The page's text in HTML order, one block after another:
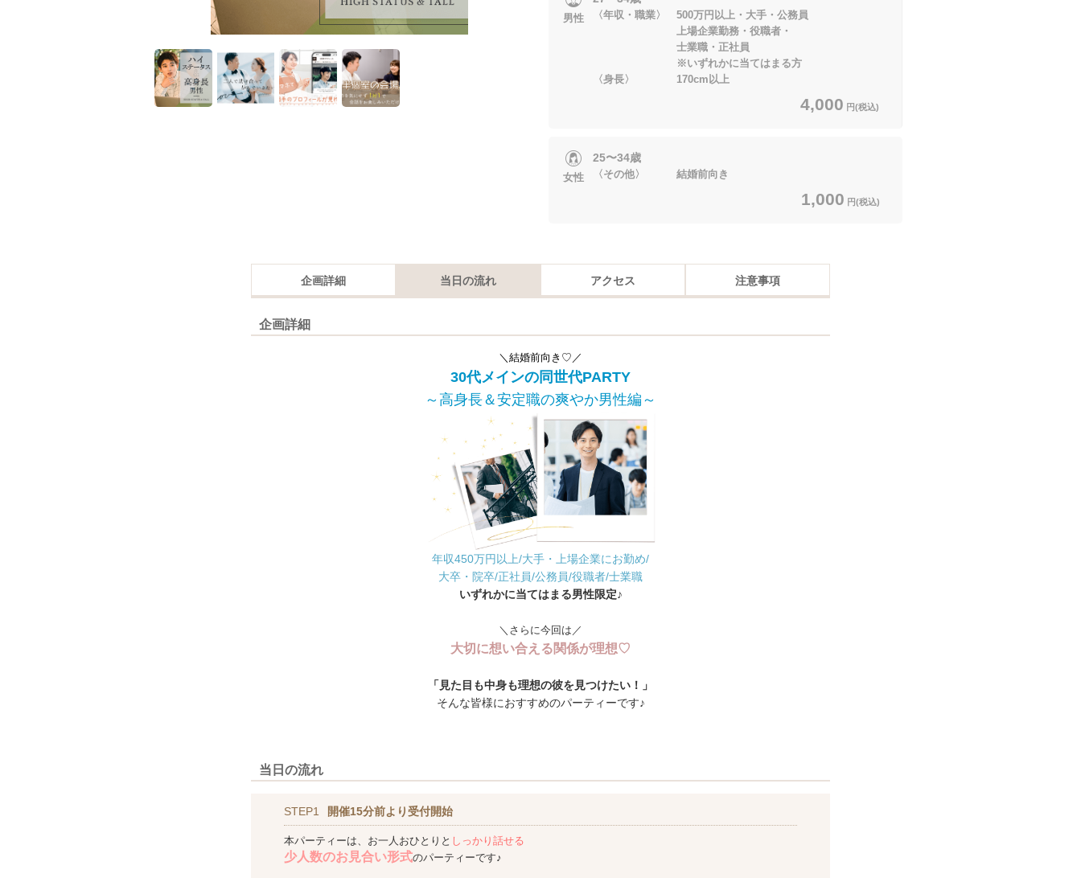
男性
〈年収・職業〉 500万円以上・大手・公務員
上場企業勤務・役職者・
士業職・正社員
※いずれかに当てはまる方
〈身長〉 170cm以上
4,000 円(税込)
女性
25〜34歳
〈その他〉 結婚前向き
1,000 円(税込)
企画詳細 当日の流れ アクセス 注意事項
企画詳細
＼結婚前向き♡／
30代メインの同世代PARTY
～高身長＆安定職の爽やか男性編～
年収450万円以上/大手・上場企業にお勤め/
大卒・院卒/正社員/公務員/役職者/士業職
いずれかに当てはまる男性限定♪
＼さらに今回は／
大切に想い合える関係が理想♡
「見た目も中身も理想の彼を見つけたい！」
そんな皆様におすすめのパーティーです♪
当日の流れ
STEP1 開催15分前より受付開始
本パーティーは、お一人おひとりと しっかり話せる
少人数のお見合い形式のパーティーです♪